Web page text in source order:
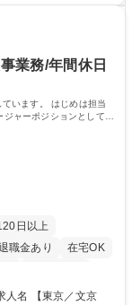
動による自然災害の
高まっています。
に貢献してまいりま
業務/年間休日
います。 はじめは担当
ャーポジションとして活
日以上
職金あり
在宅OK